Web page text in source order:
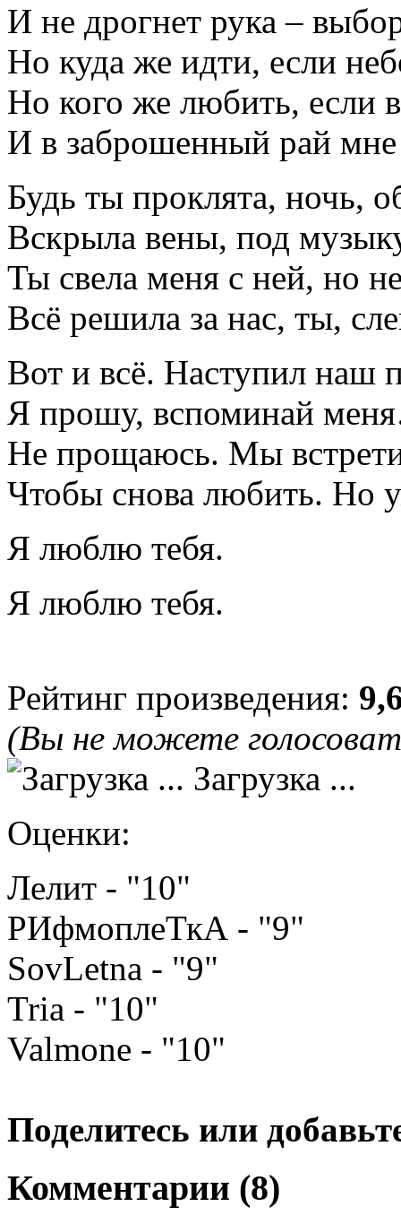
И не дрогнет рука –
Но куда же идти, если
Но кого же любить, если
И в заброшенный рай мне
Будь ты проклята, ночь,
Вскрыла вены, под
Ты свела меня с ней, но
Всё решила за нас, ты,
Вот и всё. Наступил наш
Я прошу, вспоминай
Не прощаюсь. Мы
Чтобы снова любить. Но
Я люблю тебя.
Я люблю тебя.
Рейтинг произведения:
(Вы не можете
Загрузка ...
Оценки:
Лелит - "10"
РИфмоплеТкА - "9"
SovLetna - "9"
Tria - "10"
Valmone - "10"
Поделитесь или
Комментарии (8)